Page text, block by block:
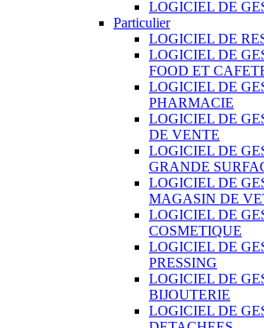
LOGICIEL DE
Particulier
LOGICIEL DE
LOGICIEL DE
FOOD ET
LOGICIEL DE
PHARMACIE
LOGICIEL DE
DE VENTE
LOGICIEL DE
GRANDE
LOGICIEL DE
MAGASIN DE
LOGICIEL DE
COSMETIQUE
LOGICIEL DE
PRESSING
LOGICIEL DE
BIJOUTERIE
LOGICIEL DE